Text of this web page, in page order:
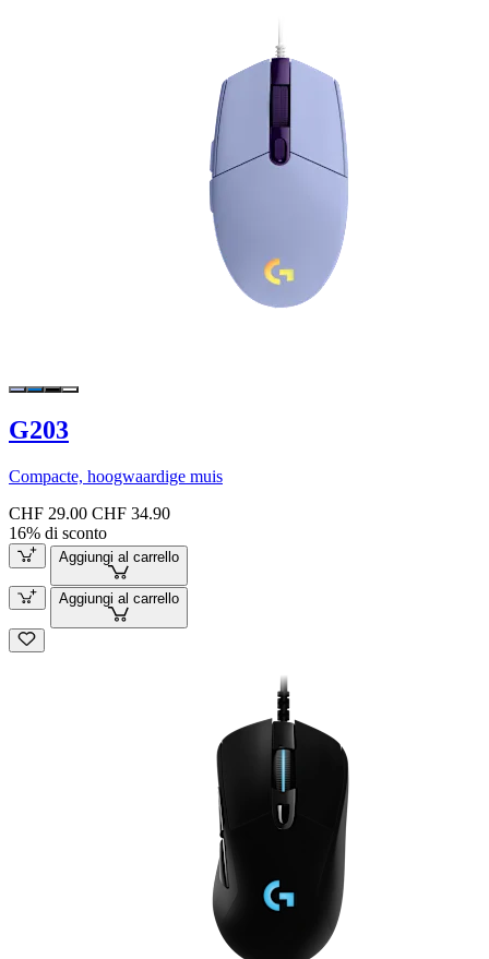
G203
Compacte, hoogwaardige muis
CHF 29.00 CHF 34.90
16% di sconto
Aggiungi al carrello
Aggiungi al carrello